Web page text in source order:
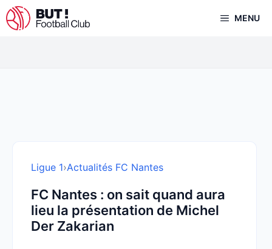
Aller
au
MENU
Ligue 1›Actualités FC Nantes
FC Nantes : on sait quand aura
lieu la présentation de Michel
Der Zakarian